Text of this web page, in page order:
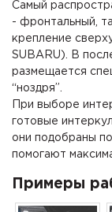
Самый
- фронтальный,
крепление
SUBARU). В
размещается
“ноздря”.
При выборе
готовые
они подобраны
помогают
Примеры